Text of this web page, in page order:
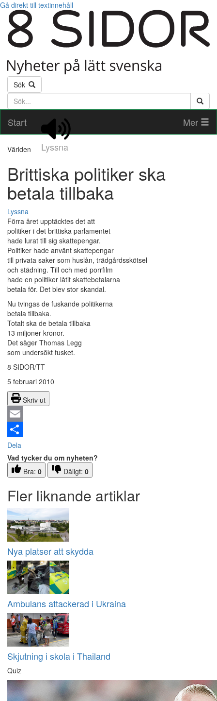
Gå direkt till textinnehåll
Sök
Söktext
Start
Lyssna
Mer
Världen
Brittiska politiker ska
betala tillbaka
Lyssna
Förra året upptäcktes det att
politiker i det brittiska parlamentet
hade lurat till sig skattepengar.
Politiker hade använt skattepengar
till privata saker som huslån, trädgårdsskötsel
och städning. Till och med porrfilm
hade en politiker låtit skattebetalarna
betala för. Det blev stor skandal.
Nu tvingas de fuskande politikerna
betala tillbaka.
Totalt ska de betala tillbaka
13 miljoner kronor.
Det säger Thomas Legg
som undersökt fusket.
8 SIDOR/TT
5 februari 2010
Skriv ut
Email
Dela
Vad tycker du om nyheten?
Bra: 0 Dåligt: 0
Fler liknande artiklar
Nya platser att skydda
Ambulans attackerad i Ukraina
Skjutning i skola i Thailand
Quiz